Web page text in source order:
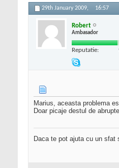
29th January 2009, 16:57
Robert
Ambasador
Reputatie:
Marius, aceasta problema
Doar picaje destul de
Daca te pot ajuta cu un sfat